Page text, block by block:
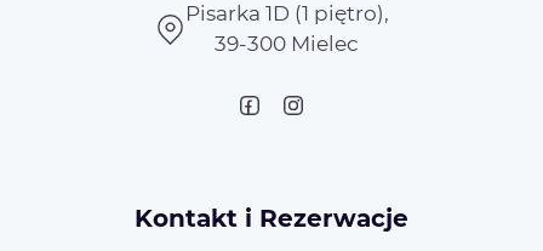
Pisarka 1D (1 piętro),
39-300 Mielec
Kontakt i Rezerwacje